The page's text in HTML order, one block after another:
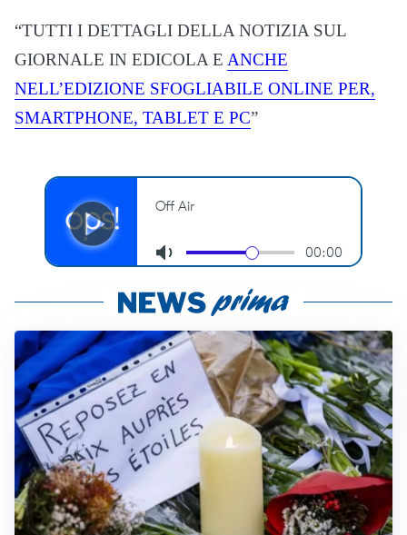
“TUTTI I DETTAGLI DELLA NOTIZIA SUL
GIORNALE IN EDICOLA E ANCHE
NELL’EDIZIONE SFOGLIABILE ONLINE PER,
SMARTPHONE, TABLET E PC”